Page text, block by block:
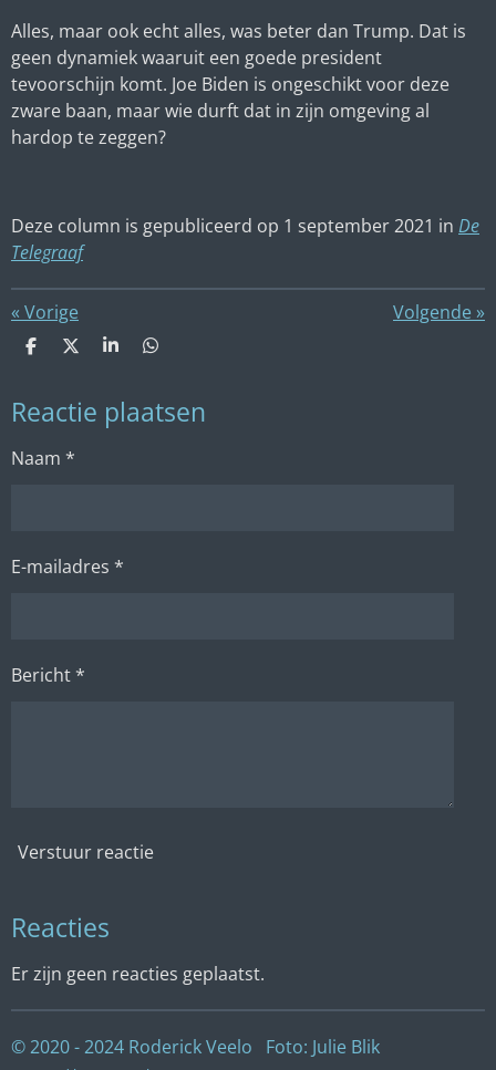
Alles, maar ook echt alles, was beter dan Trump. Dat is
geen dynamiek waaruit een goede president
tevoorschijn komt. Joe Biden is ongeschikt voor deze
zware baan, maar wie durft dat in zijn omgeving al
hardop te zeggen?
Deze column is gepubliceerd op 1 september 2021 in De
Telegraaf
« Vorige Volgende »
D
e
n
D
l
S
r
e
D
e
n
Reactie plaatsen
Naam *
E-mailadres *
Bericht *
Verstuur reactie
Reacties
Er zijn geen reacties geplaatst.
© 2020 - 2024 Roderick Veelo Foto: Julie Blik